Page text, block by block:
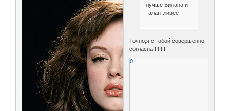
лучше Билана и
талантливее
Точно,я с тобой совершенно
согласна!!!!!!!!
0